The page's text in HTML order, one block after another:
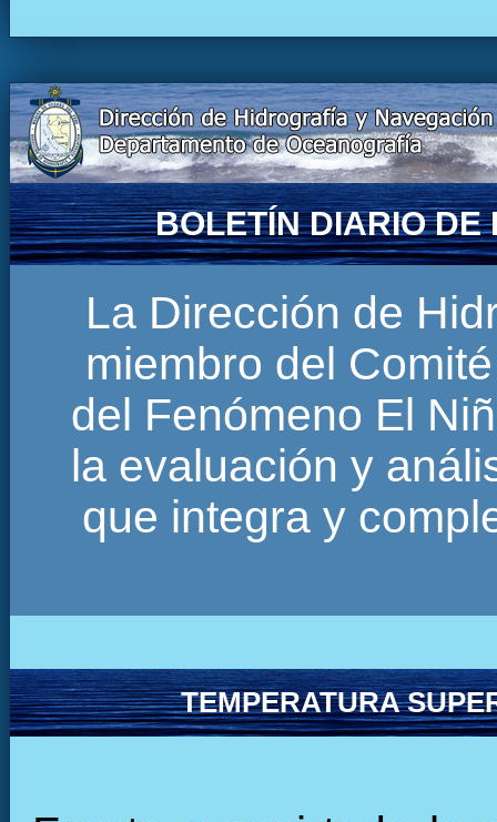
BOLETÍN DIARIO DE
La Dirección de
miembro del
del Fenómeno El
la evaluación y
que integra y
TEMPERATURA